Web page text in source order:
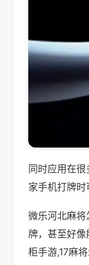
同时应用在
家手机打牌时
微乐河北麻
牌，甚至好
柜手游,17麻